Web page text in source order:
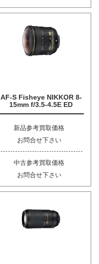
AF-S Fisheye NIKKOR 8-
15mm f/3.5-4.5E ED
新品参考買取価格
お問合せ下さい
中古参考買取価格
お問合せ下さい